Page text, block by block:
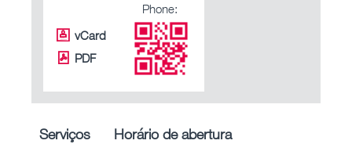
vCard
PDF
Phone:
Serviços Horário de abertura